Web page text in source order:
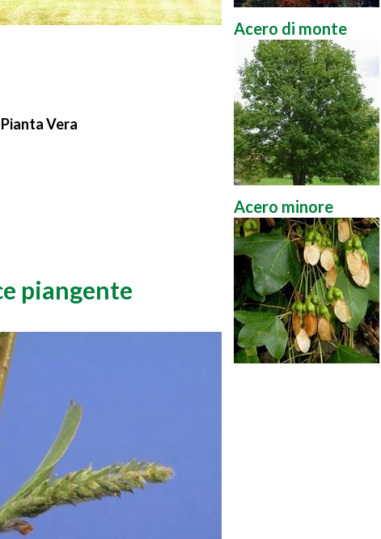
Pianta Vera
piangente
Acero di monte
Acero minore